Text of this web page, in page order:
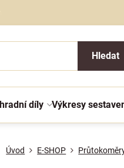
Hledat
díly Výkresy
Úvod E-SHOP